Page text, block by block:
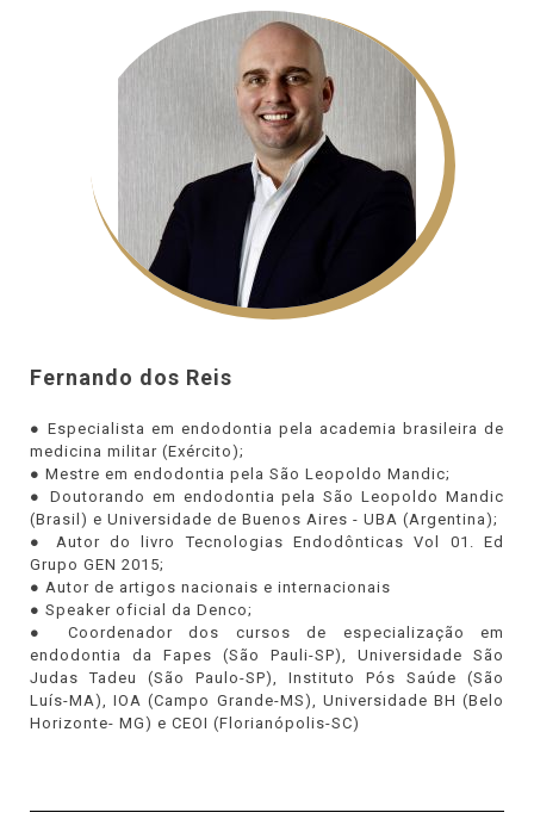
Fernando dos Reis
● Especialista em endodontia pela academia brasileira de
medicina militar (Exército);
● Mestre em endodontia pela São Leopoldo Mandic;
● Doutorando em endodontia pela São Leopoldo Mandic
(Brasil) e Universidade de Buenos Aires - UBA (Argentina);
● Autor do livro Tecnologias Endodônticas Vol 01. Ed
Grupo GEN 2015;
● Autor de artigos nacionais e internacionais
● Speaker oficial da Denco;
● Coordenador dos cursos de especialização em
endodontia da Fapes (São Pauli-SP), Universidade São
Judas Tadeu (São Paulo-SP), Instituto Pós Saúde (São
Luís-MA), IOA (Campo Grande-MS), Universidade BH (Belo
Horizonte- MG) e CEOI (Florianópolis-SC)